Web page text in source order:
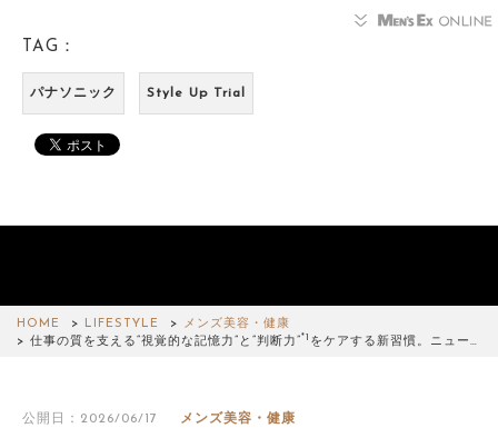
TAG：
パナソニック Style Up Trial
HOME LIFESTYLE
メンズ美容・健康
仕事の質を支える“視覚的な記憶力”と“判断力”*1 をケアする新習慣。ニュー…
公開日：2026/06/17 メンズ美容・健康